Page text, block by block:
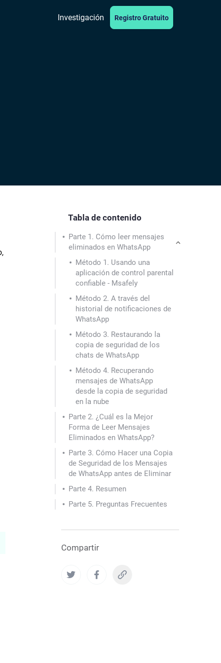
Investigación Registro Gratuito
Tabla de contenido
Parte 1. Cómo leer mensajes
eliminados en WhatsApp
Método 1. Usando una
aplicación de control parental
confiable - Msafely
Método 2. A través del
historial de notificaciones de
WhatsApp
Método 3. Restaurando la
copia de seguridad de los
chats de WhatsApp
Método 4. Recuperando
mensajes de WhatsApp
desde la copia de seguridad
en la nube
Parte 2. ¿Cuál es la Mejor
Forma de Leer Mensajes
Eliminados en WhatsApp?
Parte 3. Cómo Hacer una Copia
de Seguridad de los Mensajes
de WhatsApp antes de Eliminar
Parte 4. Resumen
Parte 5. Preguntas Frecuentes
Compartir